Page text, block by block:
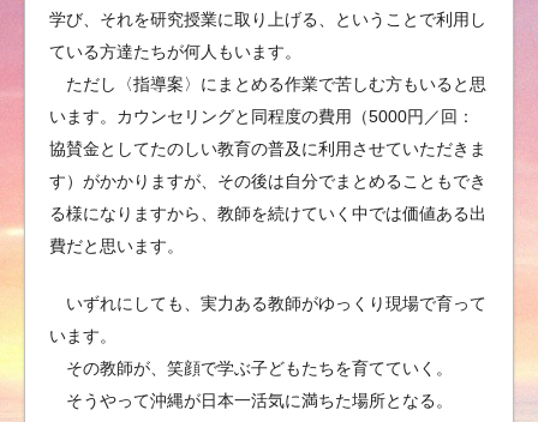
学び、それを研究授業に取り上げる、ということで利用し
ている方達たちが何人もいます。
ただし〈指導案〉にまとめる作業で苦しむ方もいると思
います。カウンセリングと同程度の費用（5000円／回：
協賛金としてたのしい教育の普及に利用させていただきま
す）がかかりますが、その後は自分でまとめることもでき
る様になりますから、教師を続けていく中では価値ある出
費だと思います。
いずれにしても、実力ある教師がゆっくり現場で育って
います。
その教師が、笑顔で学ぶ子どもたちを育てていく。
そうやって沖縄が日本一活気に満ちた場所となる。